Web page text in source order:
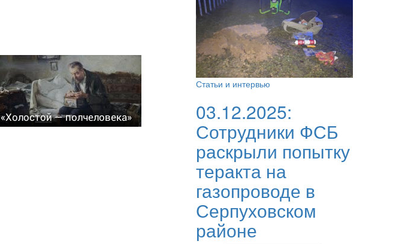
«Холостой — полчеловека»
Статьи и интервью
03.12.2025:
Сотрудники ФСБ
раскрыли попытку
теракта на
газопроводе в
Серпуховском
районе